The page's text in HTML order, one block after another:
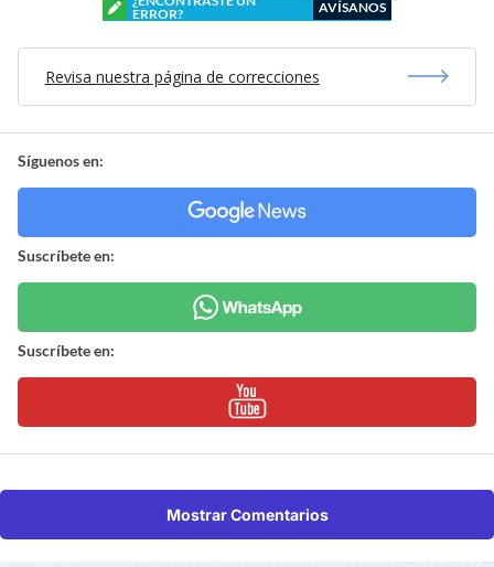
ERROR?
AVÍSANOS
Revisa nuestra página de correcciones
Síguenos en:
Suscríbete en:
Suscríbete en:
Mostrar Comentarios